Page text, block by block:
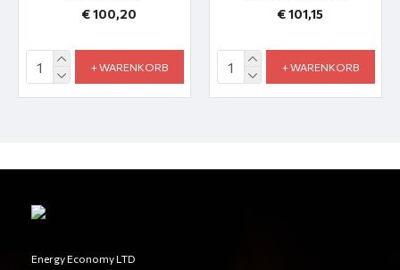
€ 100,20
+ WARENKORB
€ 101,15
+ WARENKORB
Energy Economy LTD